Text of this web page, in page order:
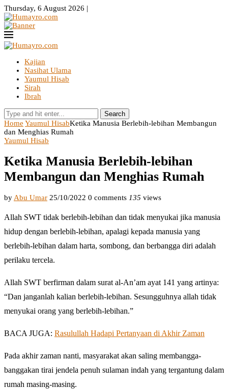
Thursday, 6 August 2026 |
Kajian
Nasihat Ulama
Yaumul Hisab
Sirah
Ibrah
Search
Home Yaumul HisabKetika Manusia Berlebih-lebihan Membangun
dan Menghias Rumah
Yaumul Hisab
Ketika Manusia Berlebih-lebihan
Membangun dan Menghias Rumah
by Abu Umar 25/10/2022 0 comments 135 views
Allah SWT tidak berlebih-lebihan dan tidak menyukai jika manusia
hidup dengan berlebih-lebihan, apalagi kepada manusia yang
berlebih-lebihan dalam harta, sombong, dan berbangga diri adalah
perilaku tercela.
Allah SWT berfirman dalam surat al-An’am ayat 141 yang artinya:
“Dan janganlah kalian berlebih-lebihan. Sesungguhnya allah tidak
menyukai orang yang berlebih-lebihan.”
BACA JUGA: Rasulullah Hadapi Pertanyaan di Akhir Zaman
Pada akhir zaman nanti, masyarakat akan saling membangga-
banggakan tirai jendela penuh sulaman indah yang tergantung dalam
rumah masing-masing.